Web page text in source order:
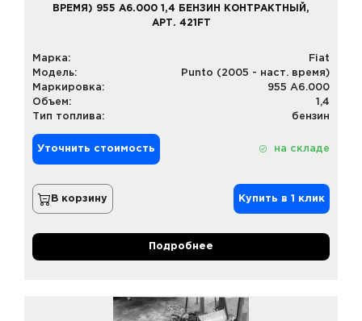
ВРЕМЯ) 955 A6.000 1,4 БЕНЗИН КОНТРАКТНЫЙ,
АРТ. 421FT
Марка:
Fiat
Модель:
Punto (2005 - наст. время)
Маркировка:
955 A6.000
Объем:
1,4
Тип топлива:
бензин
Уточнить стоимость на складе
В корзину Купить в 1 клик
Подробнее